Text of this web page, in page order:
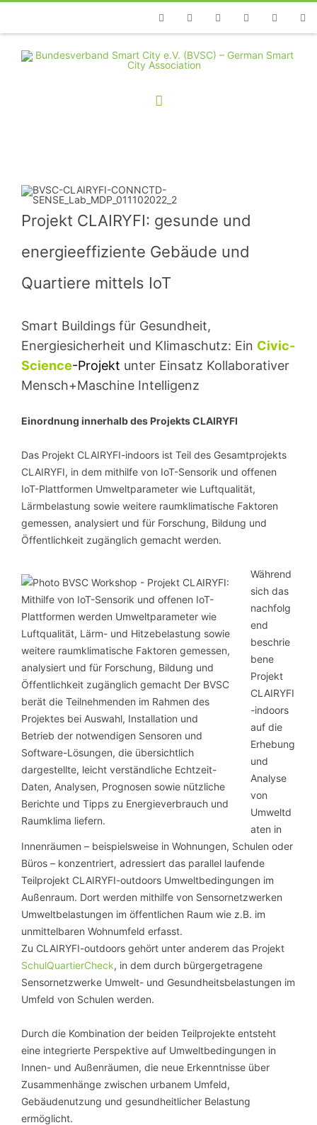
TelefonFacebookTwitterYoutubeInstagramLinkedin
Projekt CLAIRYFI: gesunde und
energieeffiziente Gebäude und
Quartiere mittels IoT
Smart Buildings für Gesundheit,
Energiesicherheit und Klimaschutz: Ein Civic-
Science-Projekt unter Einsatz Kollaborativer
Mensch+Maschine Intelligenz
Einordnung innerhalb des Projekts CLAIRYFI
Das Projekt CLAIRYFI-indoors ist Teil des Gesamtprojekts
CLAIRYFI, in dem mithilfe von IoT-Sensorik und offenen
IoT-Plattformen Umweltparameter wie Luftqualität,
Lärmbelastung sowie weitere raumklimatische Faktoren
gemessen, analysiert und für Forschung, Bildung und
Öffentlichkeit zugänglich gemacht werden.
Während
sich das
nachfolg
end
beschrie
bene
Projekt
CLAIRYFI
-indoors
auf die
Erhebung
und
Analyse
von
Umweltd
aten in
Innenräumen – beispielsweise in Wohnungen, Schulen oder
Büros – konzentriert, adressiert das parallel laufende
Teilprojekt CLAIRYFI-outdoors Umweltbedingungen im
Außenraum. Dort werden mithilfe von Sensornetzwerken
Umweltbelastungen im öffentlichen Raum wie z.B. im
unmittelbaren Wohnumfeld erfasst.
Zu CLAIRYFI-outdoors gehört unter anderem das Projekt
SchulQuartierCheck, in dem durch bürgergetragene
Sensornetzwerke Umwelt- und Gesundheitsbelastungen im
Umfeld von Schulen werden.
Durch die Kombination der beiden Teilprojekte entsteht
eine integrierte Perspektive auf Umweltbedingungen in
Innen- und Außenräumen, die neue Erkenntnisse über
Zusammenhänge zwischen urbanem Umfeld,
Gebäudenutzung und gesundheitlicher Belastung
ermöglicht.